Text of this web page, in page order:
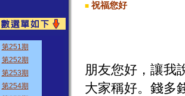
■ 祝福您好
朋友您好，讓我
大家稱好。錢多